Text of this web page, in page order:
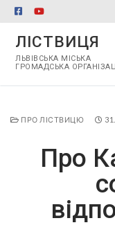
ЛІСТВИЦЯ
ЛЬВІВСЬКА МІСЬКА
ГРОМАДСЬКА
ПРО ЛІСТВИЦЮ
Про